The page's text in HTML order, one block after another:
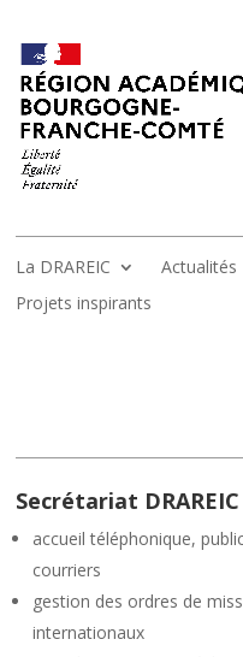
La DRAREIC Actualités
Projets inspirants
Secrétariat DRAREIC
accueil téléphonique,
courriers
gestion des ordres de
internationaux